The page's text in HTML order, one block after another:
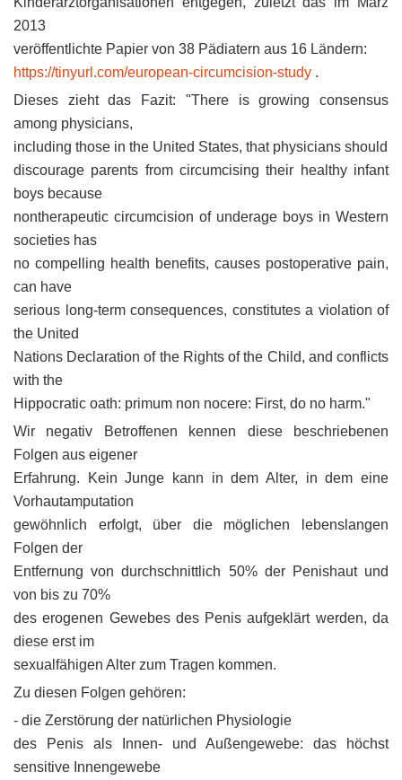
2013
veröffentlichte Papier von 38 Pädiatern aus 16 Ländern:
https://tinyurl.com/european-circumcision-study .
Dieses zieht das Fazit: "There is growing consensus
among physicians,
including those in the United States, that physicians should
discourage parents from circumcising their healthy infant
boys because
nontherapeutic circumcision of underage boys in Western
societies has
no compelling health benefits, causes postoperative pain,
can have
serious long-term consequences, constitutes a violation of
the United
Nations Declaration of the Rights of the Child, and conflicts
with the
Hippocratic oath: primum non nocere: First, do no harm."
Wir negativ Betroffenen kennen diese beschriebenen
Folgen aus eigener
Erfahrung. Kein Junge kann in dem Alter, in dem eine
Vorhautamputation
gewöhnlich erfolgt, über die möglichen lebenslangen
Folgen der
Entfernung von durchschnittlich 50% der Penishaut und
von bis zu 70%
des erogenen Gewebes des Penis aufgeklärt werden, da
diese erst im
sexualfähigen Alter zum Tragen kommen.
Zu diesen Folgen gehören:
- die Zerstörung der natürlichen Physiologie
des Penis als Innen- und Außengewebe: das höchst
sensitive Innengewebe